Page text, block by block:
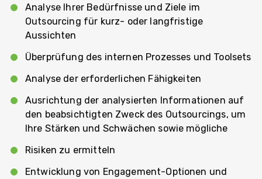
Analyse Ihrer Bedürfnisse und Ziele im
Outsourcing für kurz- oder langfristige
Aussichten
Überprüfung des internen Prozesses und Toolsets
Analyse der erforderlichen Fähigkeiten
Ausrichtung der analysierten Informationen auf
den beabsichtigten Zweck des Outsourcings, um
Ihre Stärken und Schwächen sowie mögliche
Risiken zu ermitteln
Entwicklung von Engagement-Optionen und